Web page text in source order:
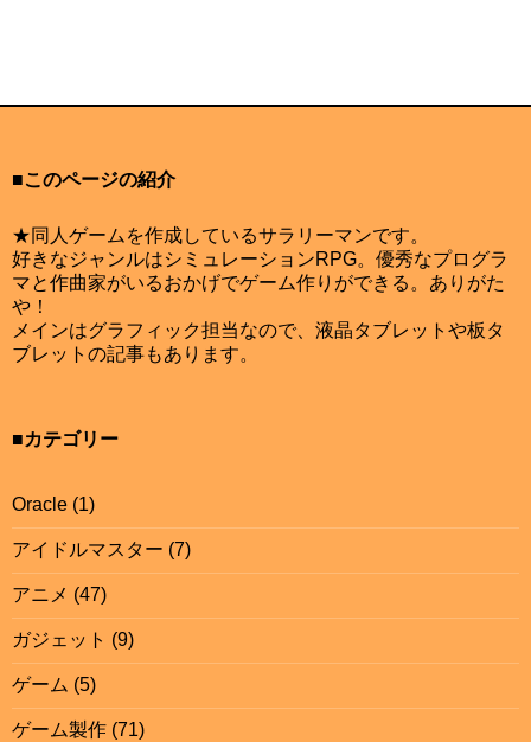
■このページの紹介
★同人ゲームを作成しているサラリーマンです。
好きなジャンルはシミュレーションRPG。優秀なプログラ
マと作曲家がいるおかげでゲーム作りができる。ありがた
や！
メインはグラフィック担当なので、液晶タブレットや板タ
ブレットの記事もあります。
■カテゴリー
Oracle (1)
アイドルマスター (7)
アニメ (47)
ガジェット (9)
ゲーム (5)
ゲーム製作 (71)